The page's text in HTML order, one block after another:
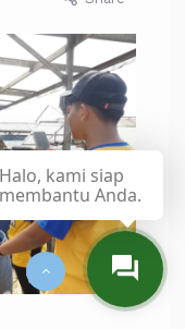
Halo, kami siap
membantu Anda.